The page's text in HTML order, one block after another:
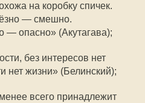
на коробку спичек.
— смешно.
— опасно» (Акутагава);
без интересов нет
нет жизни» (Белинский);
всего принадлежит